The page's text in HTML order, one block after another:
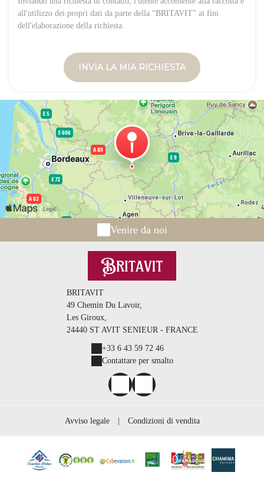
all'utilizzo dei propri dati da parte della “BRITAVIT” ai fini
dell'elaborazione della richiesta.
Venire da noi
BRITAVIT
49 Chemin Du Lavoir,
Les Giroux,
24440 ST AVIT SENIEUR - FRANCE
+33 6 43 59 72 46
Contattare per smalto
Avviso legale Condizioni di vendita